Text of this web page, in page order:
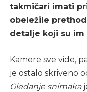
takmičari imati
obeležile
detalje koji su im
Kamere sve vide,
je ostalo skriveno
Gledanje snimaka